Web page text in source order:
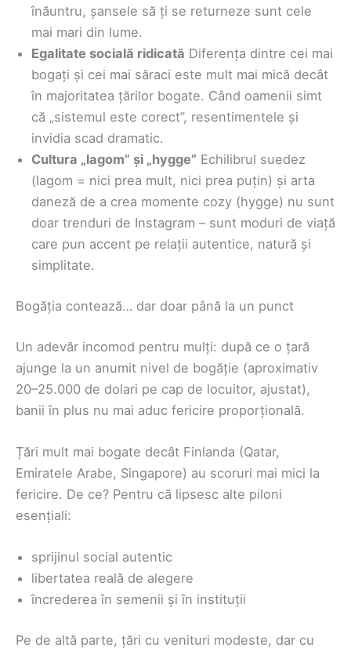
înăuntru, șansele să ți se returneze sunt cele
mai mari din lume.
Egalitate socială ridicată Diferența dintre cei mai
bogați și cei mai săraci este mult mai mică decât
în majoritatea țărilor bogate. Când oamenii simt
că „sistemul este corect”, resentimentele și
invidia scad dramatic.
Cultura „lagom” și „hygge” Echilibrul suedez
(lagom = nici prea mult, nici prea puțin) și arta
daneză de a crea momente cozy (hygge) nu sunt
doar trenduri de Instagram – sunt moduri de viață
care pun accent pe relații autentice, natură și
simplitate.
Bogăția contează… dar doar până la un punct
Un adevăr incomod pentru mulți: după ce o țară
ajunge la un anumit nivel de bogăție (aproximativ
20–25.000 de dolari pe cap de locuitor, ajustat),
banii în plus nu mai aduc fericire proporțională.
Țări mult mai bogate decât Finlanda (Qatar,
Emiratele Arabe, Singapore) au scoruri mai mici la
fericire. De ce? Pentru că lipsesc alte piloni
esențiali:
sprijinul social autentic
libertatea reală de alegere
încrederea în semenii și în instituții
Pe de altă parte, țări cu venituri modeste, dar cu